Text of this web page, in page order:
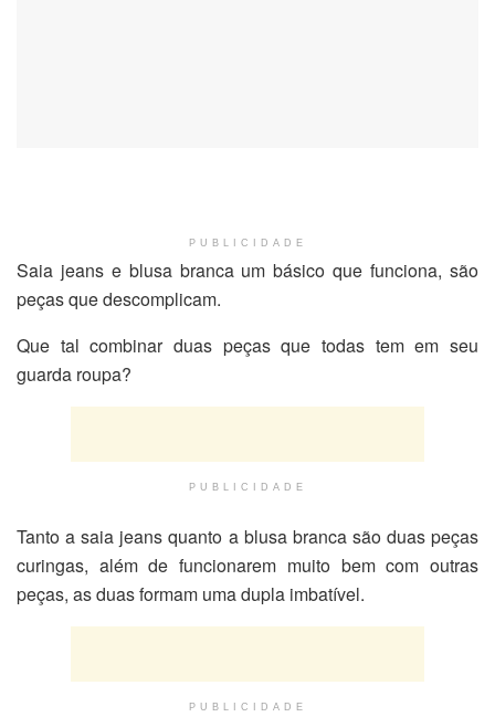
PUBLICIDADE
Saia jeans e blusa branca um básico que funciona, são
peças que descomplicam.
Que tal combinar duas peças que todas tem em seu
guarda roupa?
PUBLICIDADE
Tanto a saia jeans quanto a blusa branca são duas peças
curingas, além de funcionarem muito bem com outras
peças, as duas formam uma dupla imbatível.
PUBLICIDADE